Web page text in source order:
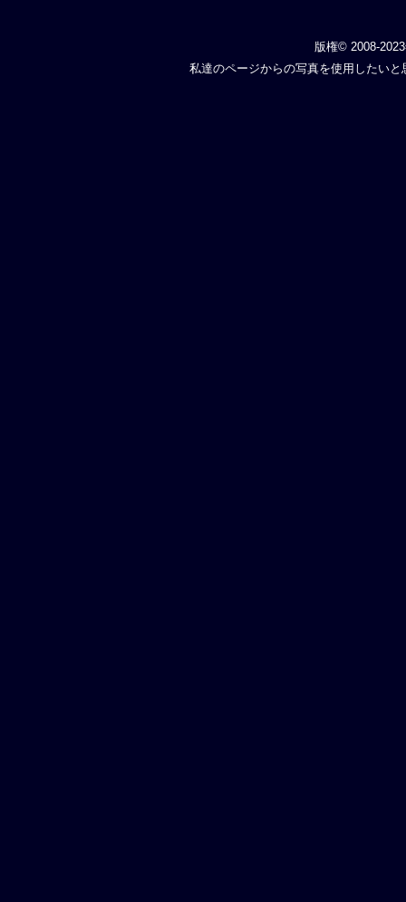
版権© 2008-
私達のページからの写真を使用したい